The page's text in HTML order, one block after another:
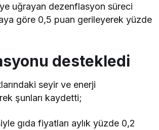
uğrayan dezenflasyon süreci
göre 0,5 puan gerileyerek yüzde
destekledi
seyir ve enerji
şunları kaydetti;
gıda fiyatları aylık yüzde 0,2